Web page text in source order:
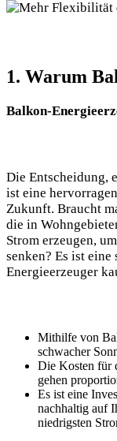
1. Warum
Balkon-
Die Entscheidung,
ist eine
Zukunft. Braucht
die in
Strom erzeugen,
senken? Es ist
Energieerzeuger
Mithilfe von
schwacher
Die Kosten für
gehen
Es ist eine
nachhaltig auf
niedrigsten